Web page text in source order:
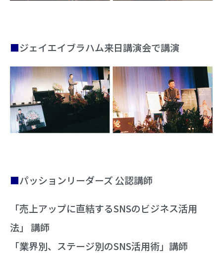
■ジェイエイブラハム来日講演会で講演
■パッションリーダーズ 公認講師
「売上アップに直結するSNSのビジネス活用
法」 講師
「業界別、ステージ別のSNS活用術」講師